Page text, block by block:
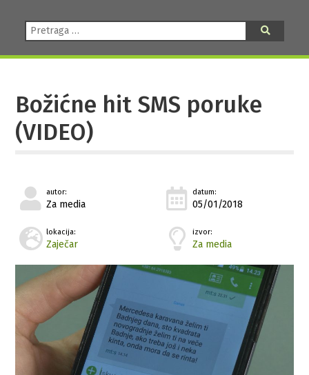
Pretraga:
Božićne hit SMS poruke
(VIDEO)
autor:
Za media
datum:
05/01/2018
lokacija:
Zaječar
izvor:
Za media